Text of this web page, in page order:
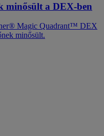
minősült a DEX-ben
Magic Quadrant™ DEX
minősült.